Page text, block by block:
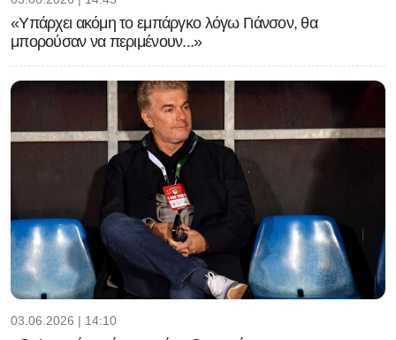
«Υπάρχει ακόμη το εμπάργκο λόγω Γιάνσον, θα
μπορούσαν να περιμένουν...»
03.06.2026 | 14:10